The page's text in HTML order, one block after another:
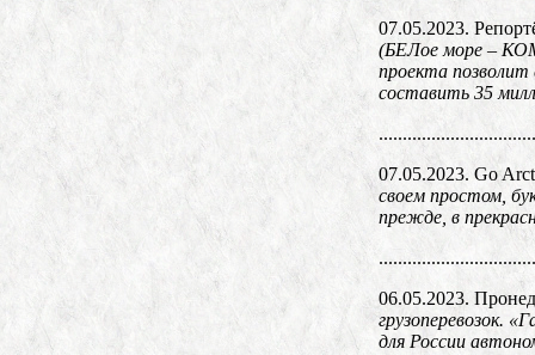
07.05.2023.
(БЕЛое море –
проекта
составить 35
07.05.2023. Go
своем простом,
прежде, в
06.05.2023.
грузоперевозок.
для России